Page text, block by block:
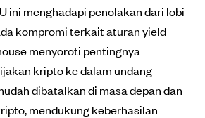
ini menghadapi penolakan dari lobi
kompromi terkait aturan yield
menyoroti pentingnya
kripto ke dalam undang-
dibatalkan di masa depan dan
mendukung keberhasilan